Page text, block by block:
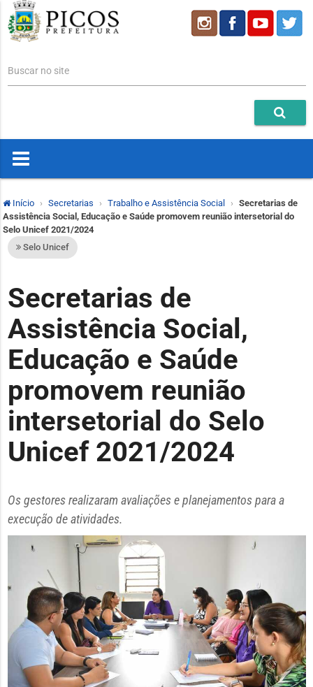
Buscar no site
Início Secretarias Trabalho e Assistência Social
Secretarias de
Assistência Social, Educação e Saúde promovem reunião intersetorial do
Selo Unicef 2021/2024
Selo Unicef
Secretarias de
Assistência Social,
Educação e Saúde
promovem reunião
intersetorial do Selo
Unicef 2021/2024
Os gestores realizaram avaliações e planejamentos para a
execução de atividades.